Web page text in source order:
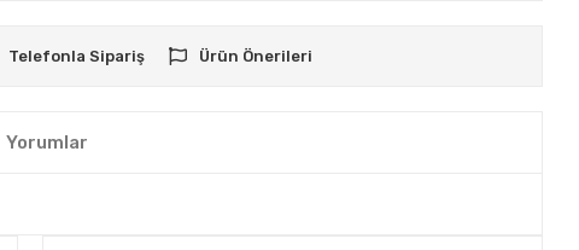
Telefonla Sipariş Ürün Önerileri
Yorumlar